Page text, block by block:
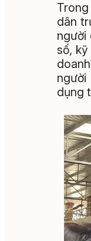
dân
người
số,
người
dụng